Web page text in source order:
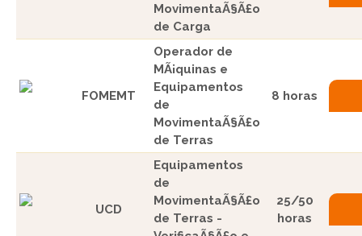
MovimentaÃ§Ã£o
de Carga
FOMEMT
Operador de
MÃ¡quinas e
Equipamentos
de
MovimentaÃ§Ã£o
de Terras
8 horas
UCD
Equipamentos
de
MovimentaÃ§Ã£o
de Terras -
25/50
horas